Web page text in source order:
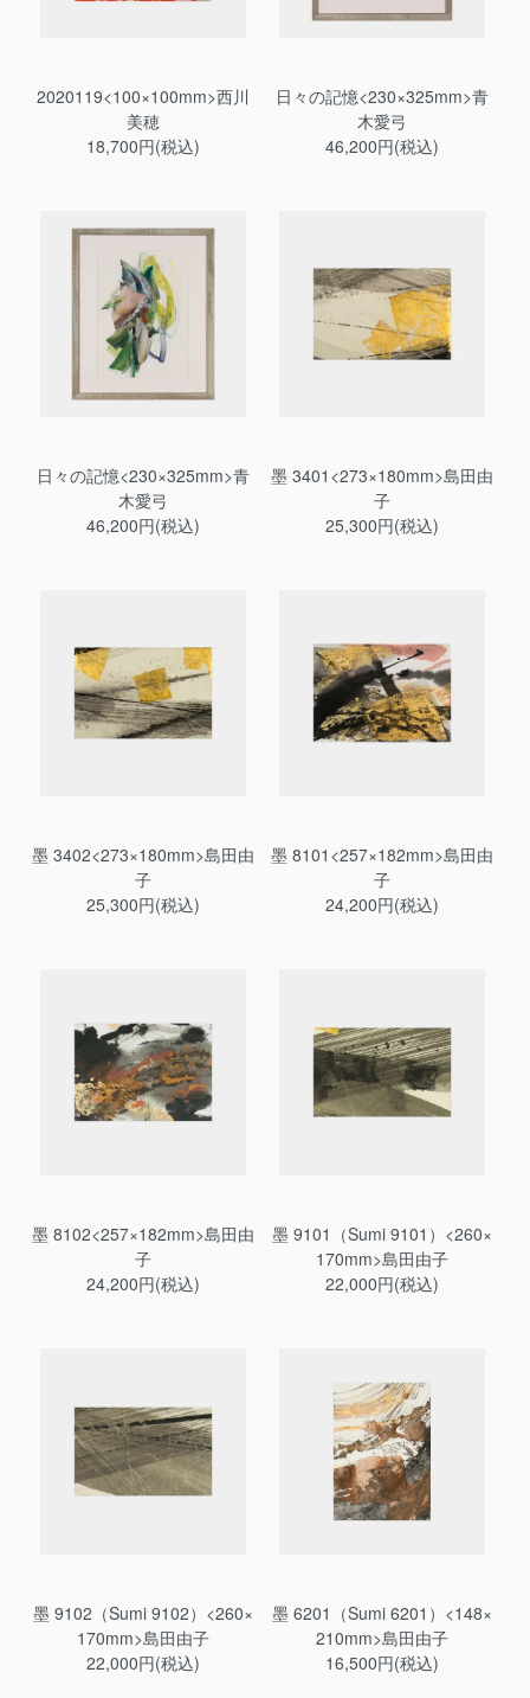
2020119<100×100mm>西川
美穂
18,700円(税込)
日々の記憶<230×325mm>青
木愛弓
46,200円(税込)
日々の記憶<230×325mm>青
木愛弓
46,200円(税込)
墨 3401<273×180mm>島田由
子
25,300円(税込)
墨 3402<273×180mm>島田由
子
25,300円(税込)
墨 8101<257×182mm>島田由
子
24,200円(税込)
墨 8102<257×182mm>島田由
子
24,200円(税込)
墨 9101（Sumi 9101）<260×
170mm>島田由子
22,000円(税込)
墨 9102（Sumi 9102）<260×
170mm>島田由子
22,000円(税込)
墨 6201（Sumi 6201）<148×
210mm>島田由子
16,500円(税込)